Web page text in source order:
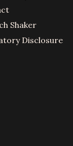
Shaker
Disclosure